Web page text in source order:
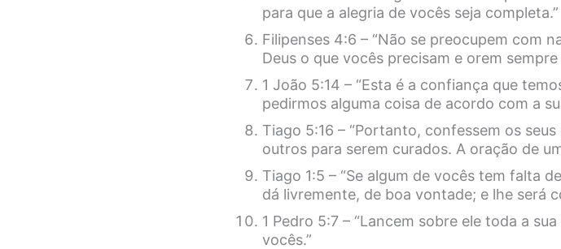
para que a alegria de vocês seja completa.”
Filipenses 4:6 – “Não se preocupem com
Deus o que vocês precisam e orem
1 João 5:14 – “Esta é a confiança que
pedirmos alguma coisa de acordo com a
Tiago 5:16 – “Portanto, confessem os
outros para serem curados. A oração de
Tiago 1:5 – “Se algum de vocês tem falta
dá livremente, de boa vontade; e lhe será
1 Pedro 5:7 – “Lancem sobre ele toda a
vocês.”